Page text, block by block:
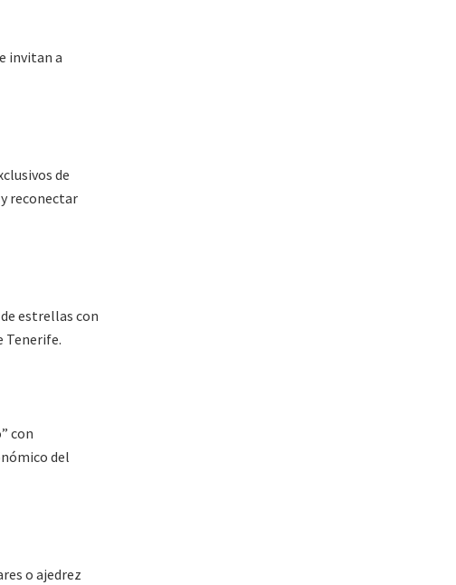
invitan a
de
reconectar
estrellas con
Tenerife.
con
del
o ajedrez